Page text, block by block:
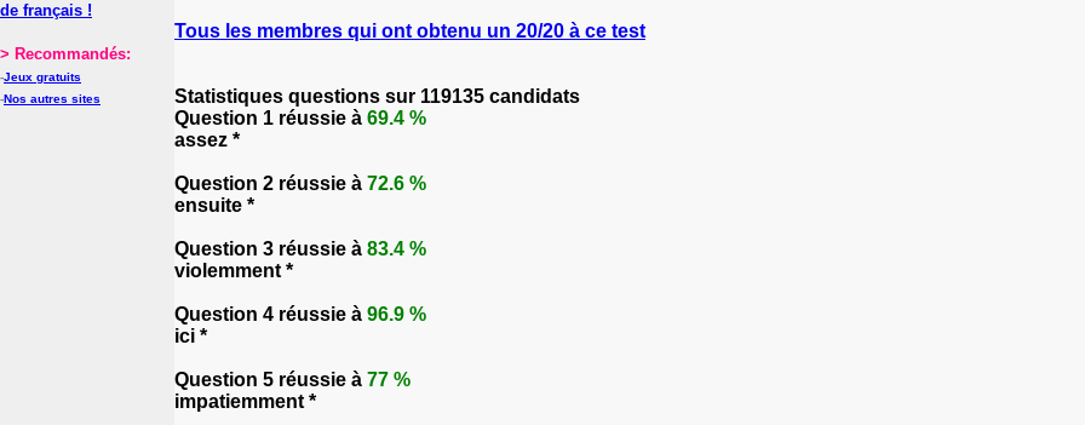
de français !
> Recommandés:
-Jeux gratuits
-Nos autres sites
Tous les membres qui ont obtenu un 20/20 à ce test
Statistiques questions sur 119135 candidats
Question 1 réussie à 69.4 %
assez *
Question 2 réussie à 72.6 %
ensuite *
Question 3 réussie à 83.4 %
violemment *
Question 4 réussie à 96.9 %
ici *
Question 5 réussie à 77 %
impatiemment *